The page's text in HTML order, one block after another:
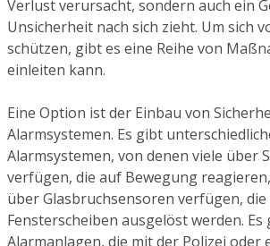
Verlust verursacht, sondern auch ein
Unsicherheit nach sich zieht. Um sich
schützen, gibt es eine Reihe von
einleiten kann.
Eine Option ist der Einbau von
Alarmsystemen. Es gibt
Alarmsystemen, von denen viele über
verfügen, die auf Bewegung
über Glasbruchsensoren verfügen,
Fensterscheiben ausgelöst werden. Es
Alarmanlagen, die mit der Polizei oder